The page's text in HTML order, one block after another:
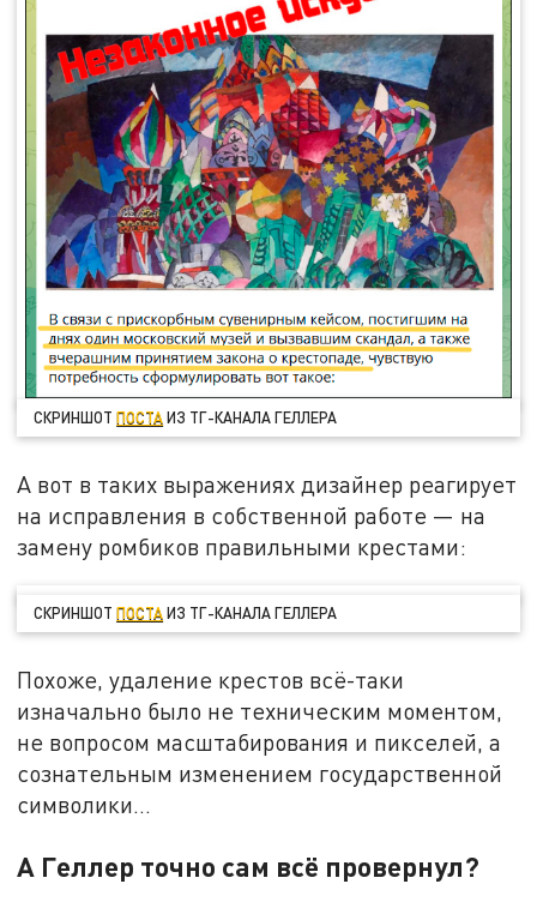
СКРИНШОТПОСТАИЗ ТГ-КАНАЛА ГЕЛЛЕРА
А вот в таких выражениях дизайнер реагирует
на исправления в собственной работе — на
замену ромбиков правильными крестами:
СКРИНШОТПОСТАИЗ ТГ-КАНАЛА ГЕЛЛЕРА
Похоже, удаление крестов всё-таки
изначально было не техническим моментом,
не вопросом масштабирования и пикселей, а
сознательным изменением государственной
символики…
А Геллер точно сам всё провернул?